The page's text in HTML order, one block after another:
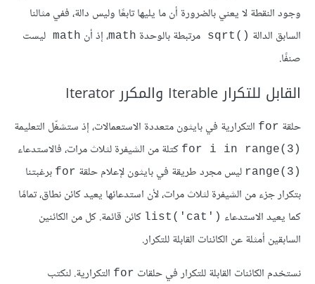
وجود النقطة لا يعني بالضرورة أن ما يليها تابعًا وليس دالة، ففي مثالنا
السابق الدالة ()sqrt مرتبطة بالوحدة math، إذ أن math ليست
صنفًا.
القابل للتكرار Iterable والمكرر Iterator
حلقة for التكرارية في بايثون متعددة الاستعمالات، إذ ستشغّل التعليمة
(for i in range(3 كتلة من الشيفرة لثلاث مرات، فالاستدعاء
(3)range ليس مجرد طريقة في بايثون لإعلام حلقة for برغبتنا
بتكرار جزء من الشيفرة لثلاث مرات، لأن استدعائها يعيد كائن نطاق، تمامًا
كما يعيد الاستدعاء ('list('cat
كائن قائمة. كل من الكائنين
السابقين أمثلة عن الكائنات القابلة للتكرار.
نستخدم الكائنات القابلة للتكرار في حلقات for التكرارية. لنكتب